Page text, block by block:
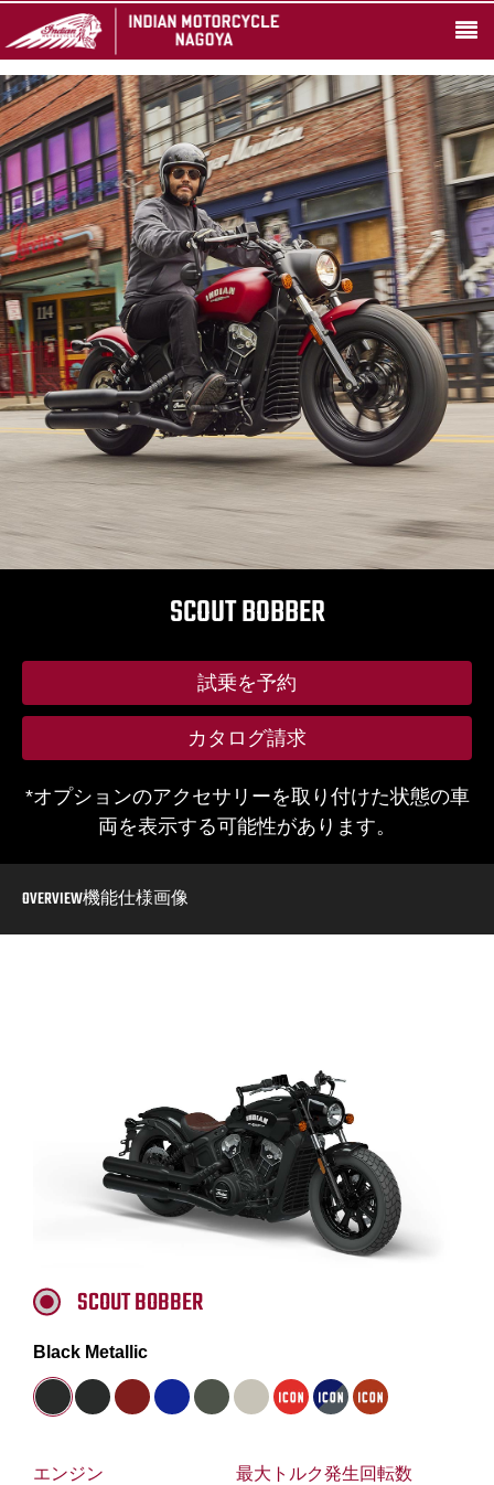
SCOUT BOBBER
試乗を予約
カタログ請求
*オプションのアクセサリーを取り付けた状態の車
両を表示する可能性があります。
OVERVIEW機能仕様画像
エンジン 最大トルク発生回転数
SCOUT BOBBER
Black Metallic